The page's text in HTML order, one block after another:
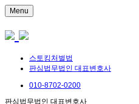
Menu
스토킹처벌법
판심법무법인 대표변호사
010-8702-0200
판심법무법인 대표변호사